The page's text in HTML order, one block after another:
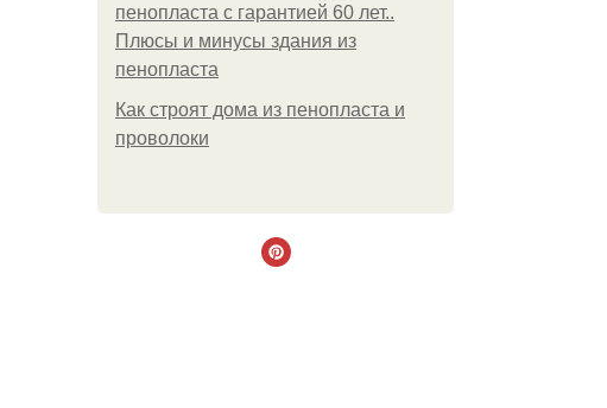
пенопласта с гарантией 60 лет..
Плюсы и минусы здания из
пенопласта
Как строят дома из пенопласта и
проволоки